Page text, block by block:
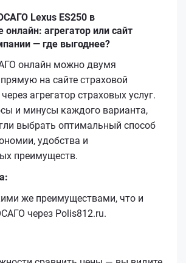
Lexus ES250 в
онлайн: агрегатор или сайт
— где выгоднее?
онлайн можно двумя
на сайте страховой
агрегатор страховых услуг.
и минусы каждого варианта,
выбрать оптимальный способ
удобства и
преимуществ.
же преимуществами, что и
через Polis812.ru.